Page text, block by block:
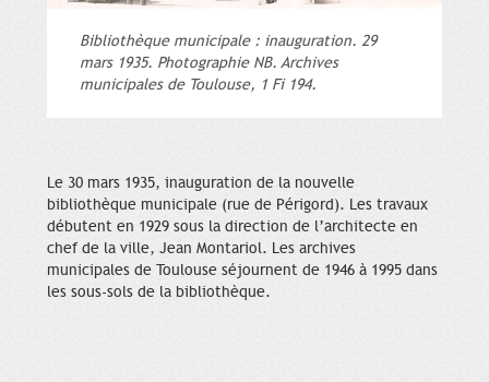
Bibliothèque municipale : inauguration. 29
mars 1935. Photographie NB. Archives
municipales de Toulouse, 1 Fi 194.
Le 30 mars 1935, inauguration de la nouvelle
bibliothèque municipale (rue de Périgord). Les travaux
débutent en 1929 sous la direction de l’architecte en
chef de la ville, Jean Montariol. Les archives
municipales de Toulouse séjournent de 1946 à 1995 dans
les sous-sols de la bibliothèque.